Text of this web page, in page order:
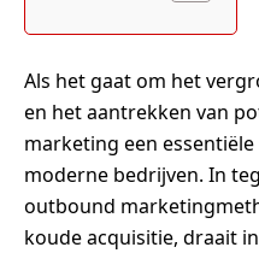
Als het gaat om het
en het aantrekken van
marketing een
moderne bedrijven. In
outbound
koude acquisitie, draait